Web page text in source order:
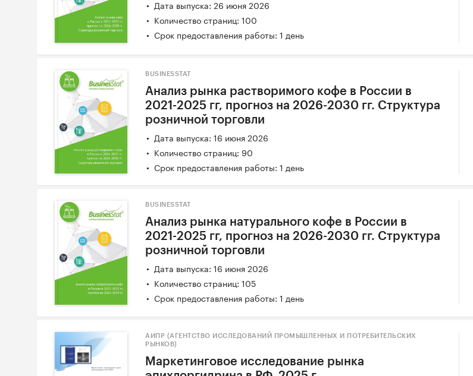
Дата выпуска: 26 июня 2026
Количество страниц: 100
Срок предоставления работы: 1 день
BUSINESSTAT
Анализ рынка растворимого кофе в России в
2021-2025 гг, прогноз на 2026-2030 гг. Структура
розничной торговли
Дата выпуска: 16 июня 2026
Количество страниц: 90
Срок предоставления работы: 1 день
BUSINESSTAT
Анализ рынка натурального кофе в России в
2021-2025 гг, прогноз на 2026-2030 гг. Структура
розничной торговли
Дата выпуска: 16 июня 2026
Количество страниц: 105
Срок предоставления работы: 1 день
АИПР (АГЕНТСТВО ИССЛЕДОВАНИЙ ПРОМЫШЛЕННЫХ И ПОТРЕБИТЕЛЬСКИХ
РЫНКОВ)
Маркетинговое исследование рынка